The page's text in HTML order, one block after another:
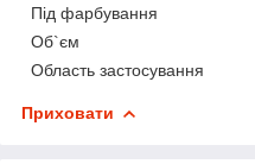
Під фарбування
Об`єм
Область застосування
Приховати